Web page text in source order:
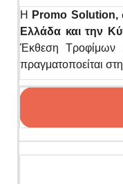
Η Promo Solution,
Ελλάδα και την
Έκθεση Τροφίμων
πραγματοποείται στη